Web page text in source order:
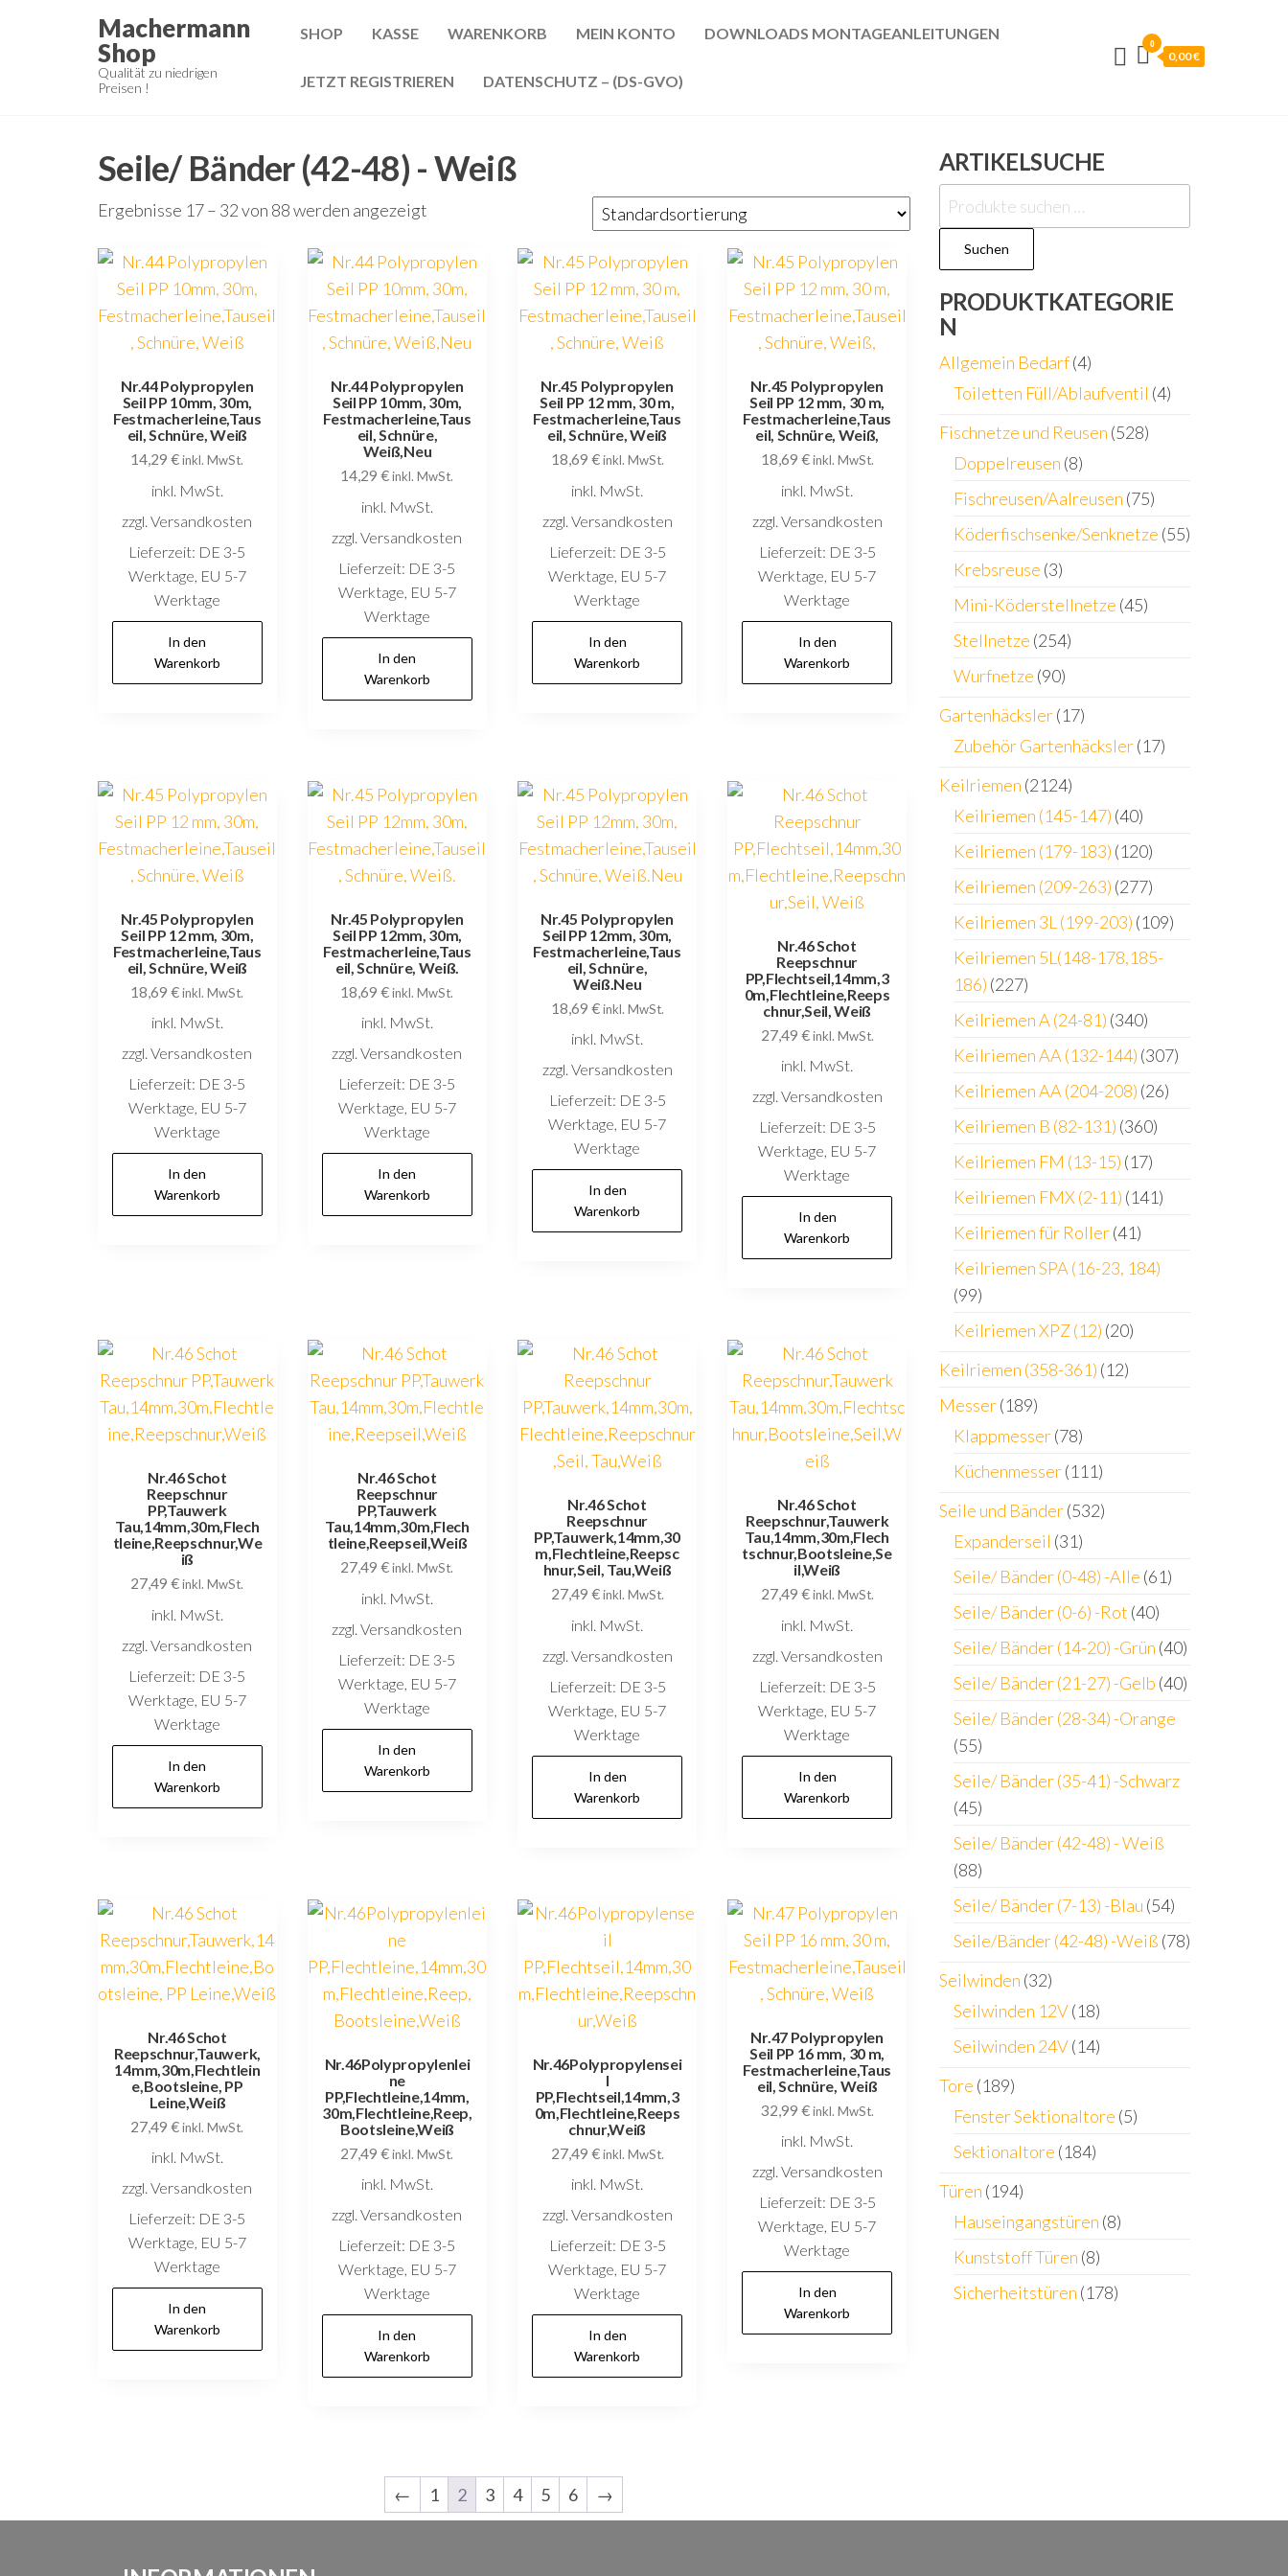
Machermann
Shop
Qualität zu niedrigen
Preisen !
SHOP KASSE WARENKORB MEIN KONTO DOWNLOADS MONTAGEANLEITUNGEN
JETZT REGISTRIEREN DATENSCHUTZ – (DS-GVO)
0
0,00 €
Seile/ Bänder (42-48) - Weiß
Ergebnisse 17 – 32 von 88 werden angezeigt
Nr.44 Polypropylen
Seil PP 10mm, 30m,
Festmacherleine,Taus
eil, Schnüre, Weiß
14,29€ inkl. MwSt.
inkl. MwSt.
zzgl. Versandkosten
Lieferzeit: DE 3-5
Werktage, EU 5-7
Werktage
In den
Warenkorb
Nr.44 Polypropylen
Seil PP 10mm, 30m,
Festmacherleine,Taus
eil, Schnüre,
Weiß,Neu
14,29€ inkl. MwSt.
inkl. MwSt.
zzgl. Versandkosten
Lieferzeit: DE 3-5
Werktage, EU 5-7
Werktage
In den
Warenkorb
Nr.45 Polypropylen
Seil PP 12 mm, 30 m,
Festmacherleine,Taus
eil, Schnüre, Weiß
18,69 € inkl. MwSt.
inkl. MwSt.
zzgl. Versandkosten
Lieferzeit: DE 3-5
Werktage, EU 5-7
Werktage
In den
Warenkorb
Nr.45 Polypropylen
Seil PP 12 mm, 30 m,
Festmacherleine,Taus
eil, Schnüre, Weiß,
18,69 € inkl. MwSt.
inkl. MwSt.
zzgl. Versandkosten
Lieferzeit: DE 3-5
Werktage, EU 5-7
Werktage
In den
Warenkorb
Nr.45 Polypropylen
Seil PP 12 mm, 30m,
Festmacherleine,Taus
eil, Schnüre, Weiß
18,69€ inkl. MwSt.
inkl. MwSt.
zzgl. Versandkosten
Lieferzeit: DE 3-5
Werktage, EU 5-7
Werktage
In den
Warenkorb
Nr.45 Polypropylen
Seil PP 12mm, 30m,
Festmacherleine,Taus
eil, Schnüre, Weiß.
18,69€ inkl. MwSt.
inkl. MwSt.
zzgl. Versandkosten
Lieferzeit: DE 3-5
Werktage, EU 5-7
Werktage
In den
Warenkorb
Nr.45 Polypropylen
Seil PP 12mm, 30m,
Festmacherleine,Taus
eil, Schnüre,
Weiß.Neu
18,69 € inkl. MwSt.
inkl. MwSt.
zzgl. Versandkosten
Lieferzeit: DE 3-5
Werktage, EU 5-7
Werktage
In den
Warenkorb
Nr.46 Schot
Reepschnur
PP,Flechtseil,14mm,3
0m,Flechtleine,Reeps
chnur,Seil, Weiß
27,49 € inkl. MwSt.
inkl. MwSt.
zzgl. Versandkosten
Lieferzeit: DE 3-5
Werktage, EU 5-7
Werktage
In den
Warenkorb
Nr.46 Schot
Reepschnur
PP,Tauwerk
Tau,14mm,30m,Flech
tleine,Reepschnur,We
iß
27,49€ inkl. MwSt.
inkl. MwSt.
zzgl. Versandkosten
Lieferzeit: DE 3-5
Werktage, EU 5-7
Werktage
In den
Warenkorb
Nr.46 Schot
Reepschnur
PP,Tauwerk
Tau,14mm,30m,Flech
tleine,Reepseil,Weiß
27,49€ inkl. MwSt.
inkl. MwSt.
zzgl. Versandkosten
Lieferzeit: DE 3-5
Werktage, EU 5-7
Werktage
In den
Warenkorb
Nr.46 Schot
Reepschnur
PP,Tauwerk,14mm,30
m,Flechtleine,Reepsc
hnur,Seil, Tau,Weiß
27,49 € inkl. MwSt.
inkl. MwSt.
zzgl. Versandkosten
Lieferzeit: DE 3-5
Werktage, EU 5-7
Werktage
In den
Warenkorb
Nr.46 Schot
Reepschnur,Tauwerk
Tau,14mm,30m,Flech
tschnur,Bootsleine,Se
il,Weiß
27,49 € inkl. MwSt.
inkl. MwSt.
zzgl. Versandkosten
Lieferzeit: DE 3-5
Werktage, EU 5-7
Werktage
In den
Warenkorb
Nr.46 Schot
Reepschnur,Tauwerk,
14mm,30m,Flechtlein
e,Bootsleine, PP
Leine,Weiß
27,49€ inkl. MwSt.
inkl. MwSt.
zzgl. Versandkosten
Lieferzeit: DE 3-5
Werktage, EU 5-7
Werktage
In den
Warenkorb
Nr.46Polypropylenlei
ne
PP,Flechtleine,14mm,
30m,Flechtleine,Reep,
Bootsleine,Weiß
27,49€ inkl. MwSt.
inkl. MwSt.
zzgl. Versandkosten
Lieferzeit: DE 3-5
Werktage, EU 5-7
Werktage
In den
Warenkorb
Nr.46Polypropylensei
l
PP,Flechtseil,14mm,3
0m,Flechtleine,Reeps
chnur,Weiß
27,49 € inkl. MwSt.
inkl. MwSt.
zzgl. Versandkosten
Lieferzeit: DE 3-5
Werktage, EU 5-7
Werktage
In den
Warenkorb
Nr.47 Polypropylen
Seil PP 16 mm, 30 m,
Festmacherleine,Taus
eil, Schnüre, Weiß
32,99 € inkl. MwSt.
inkl. MwSt.
zzgl. Versandkosten
Lieferzeit: DE 3-5
Werktage, EU 5-7
Werktage
In den
Warenkorb
← 1 2 3 4 5 6 →
ARTIKELSUCHE
Suchen
nach:
Suchen
PRODUKTKATEGORIE
N
Allgemein Bedarf (4)
Toiletten Füll/Ablaufventil (4)
Fischnetze und Reusen (528)
Doppelreusen (8)
Fischreusen/Aalreusen (75)
Köderfischsenke/Senknetze (55)
Krebsreuse (3)
Mini-Köderstellnetze (45)
Stellnetze (254)
Wurfnetze (90)
Gartenhäcksler (17)
Zubehör Gartenhäcksler (17)
Keilriemen (2124)
Keilriemen (145-147) (40)
Keilriemen (179-183) (120)
Keilriemen (209-263) (277)
Keilriemen 3L (199-203) (109)
Keilriemen 5L(148-178,185-
186) (227)
Keilriemen A (24-81) (340)
Keilriemen AA (132-144) (307)
Keilriemen AA (204-208) (26)
Keilriemen B (82-131) (360)
Keilriemen FM (13-15) (17)
Keilriemen FMX (2-11) (141)
Keilriemen für Roller (41)
Keilriemen SPA (16-23, 184)
(99)
Keilriemen XPZ (12) (20)
Keilriemen (358-361) (12)
Messer (189)
Klappmesser (78)
Küchenmesser (111)
Seile und Bänder (532)
Expanderseil (31)
Seile/ Bänder (0-48) -Alle (61)
Seile/ Bänder (0-6) -Rot (40)
Seile/ Bänder (14-20) -Grün (40)
Seile/ Bänder (21-27) -Gelb (40)
Seile/ Bänder (28-34) -Orange
(55)
Seile/ Bänder (35-41) -Schwarz
(45)
Seile/ Bänder (42-48) - Weiß
(88)
Seile/ Bänder (7-13) -Blau (54)
Seile/Bänder (42-48) -Weiß (78)
Seilwinden (32)
Seilwinden 12V (18)
Seilwinden 24V (14)
Tore (189)
Fenster Sektionaltore (5)
Sektionaltore (184)
Türen (194)
Hauseingangstüren (8)
Kunststoff Türen (8)
Sicherheitstüren (178)